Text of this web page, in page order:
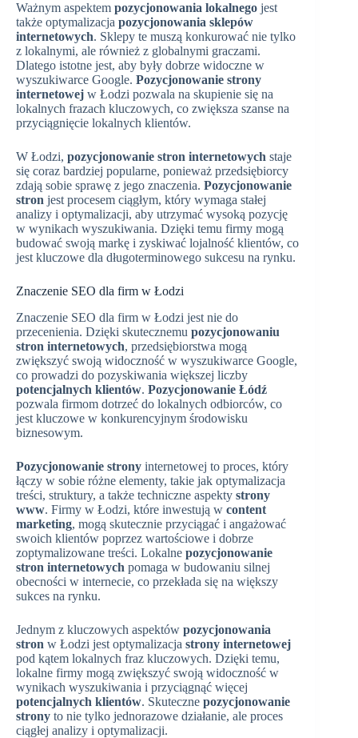
Ważnym aspektem pozycjonowania lokalnego jest
także optymalizacja pozycjonowania sklepów
internetowych. Sklepy te muszą konkurować nie tylko
z lokalnymi, ale również z globalnymi graczami.
Dlatego istotne jest, aby były dobrze widoczne w
wyszukiwarce Google. Pozycjonowanie strony
internetowej w Łodzi pozwala na skupienie się na
lokalnych frazach kluczowych, co zwiększa szanse na
przyciągnięcie lokalnych klientów.
W Łodzi, pozycjonowanie stron internetowych staje
się coraz bardziej popularne, ponieważ przedsiębiorcy
zdają sobie sprawę z jego znaczenia. Pozycjonowanie
stron jest procesem ciągłym, który wymaga stałej
analizy i optymalizacji, aby utrzymać wysoką pozycję
w wynikach wyszukiwania. Dzięki temu firmy mogą
budować swoją markę i zyskiwać lojalność klientów, co
jest kluczowe dla długoterminowego sukcesu na rynku.
Znaczenie SEO dla firm w Łodzi
Znaczenie SEO dla firm w Łodzi jest nie do
przecenienia. Dzięki skutecznemu pozycjonowaniu
stron internetowych, przedsiębiorstwa mogą
zwiększyć swoją widoczność w wyszukiwarce Google,
co prowadzi do pozyskiwania większej liczby
potencjalnych klientów. Pozycjonowanie Łódź
pozwala firmom dotrzeć do lokalnych odbiorców, co
jest kluczowe w konkurencyjnym środowisku
biznesowym.
Pozycjonowanie strony internetowej to proces, który
łączy w sobie różne elementy, takie jak optymalizacja
treści, struktury, a także techniczne aspekty strony
www. Firmy w Łodzi, które inwestują w content
marketing, mogą skutecznie przyciągać i angażować
swoich klientów poprzez wartościowe i dobrze
zoptymalizowane treści. Lokalne pozycjonowanie
stron internetowych pomaga w budowaniu silnej
obecności w internecie, co przekłada się na większy
sukces na rynku.
Jednym z kluczowych aspektów pozycjonowania
stron w Łodzi jest optymalizacja strony internetowej
pod kątem lokalnych fraz kluczowych. Dzięki temu,
lokalne firmy mogą zwiększyć swoją widoczność w
wynikach wyszukiwania i przyciągnąć więcej
potencjalnych klientów. Skuteczne pozycjonowanie
strony to nie tylko jednorazowe działanie, ale proces
ciągłej analizy i optymalizacji.